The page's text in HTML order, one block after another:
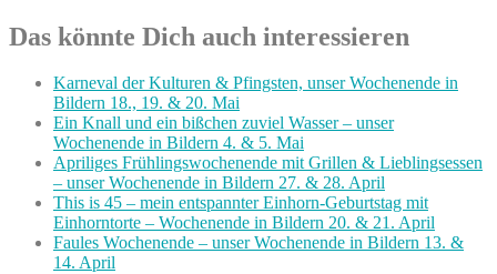
Das könnte Dich auch interessieren
Karneval der Kulturen & Pfingsten, unser Wochenende in
Bildern 18., 19. & 20. Mai
Ein Knall und ein bißchen zuviel Wasser – unser
Wochenende in Bildern 4. & 5. Mai
Apriliges Frühlingswochenende mit Grillen & Lieblingsessen
– unser Wochenende in Bildern 27. & 28. April
This is 45 – mein entspannter Einhorn-Geburtstag mit
Einhorntorte – Wochenende in Bildern 20. & 21. April
Faules Wochenende – unser Wochenende in Bildern 13. &
14. April